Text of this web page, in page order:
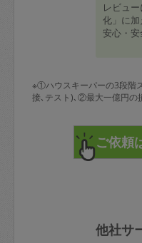
レビュ
化」に
安心・安
※①ハウスキーパーの3段階
接､テスト)､②最大一億円の
他社サ